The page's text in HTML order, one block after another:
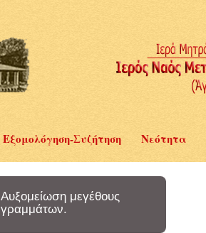
Εξομολόγηση-Συζήτηση Νεότητα
Αυξομείωση μεγέθους
γραμμάτων.